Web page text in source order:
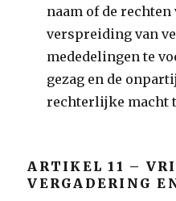
naam of de rechten
verspreiding van
mededelingen te
gezag en de
rechterlijke macht
ARTIKEL 11 –
VERGADERING